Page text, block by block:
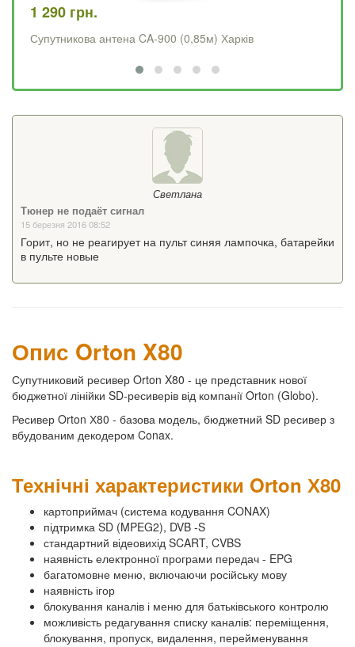
1 290 грн.
Супутникова антена CA-900 (0,85м) Харків
Светлана
Тюнер не подаёт сигнал
15 березня 2016 08:52
Горит, но не реагирует на пульт синяя лампочка, батарейки
в пульте новые
Опис Orton X80
Супутниковий ресивер Orton X80 - це представник нової
бюджетної лінійки SD-ресиверів від компанії Orton (Globo).
Ресивер Orton Х80 - базова модель, бюджетний SD ресивер з
вбудованим декодером Conax.
Технічні характеристики Orton Х80
картоприймач (система кодування CONAX)
підтримка SD (MPEG2), DVB -S
стандартний відеовихід SCART, CVBS
наявність електронної програми передач - EPG
багатомовне меню, включаючи російську мову
наявність ігор
блокування каналів і меню для батьківського контролю
можливість редагування списку каналів: переміщення,
блокування, пропуск, видалення, перейменування